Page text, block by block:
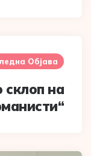
Објава
склоп на